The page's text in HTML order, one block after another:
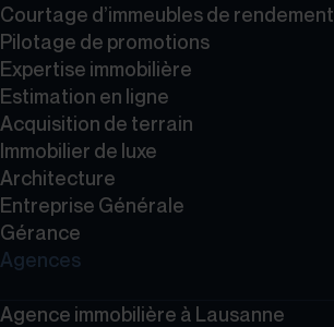
Courtage d’immeubles de rendement
Pilotage de promotions
Expertise immobilière
Estimation en ligne
Acquisition de terrain
Immobilier de luxe
Architecture
Entreprise Générale
Gérance
Agences
Agence immobilière à Lausanne